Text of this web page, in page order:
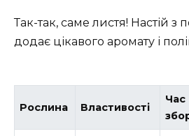
Так-так, саме листя! Настій з
додає цікавого аромату і
Рослина Властивості
Час